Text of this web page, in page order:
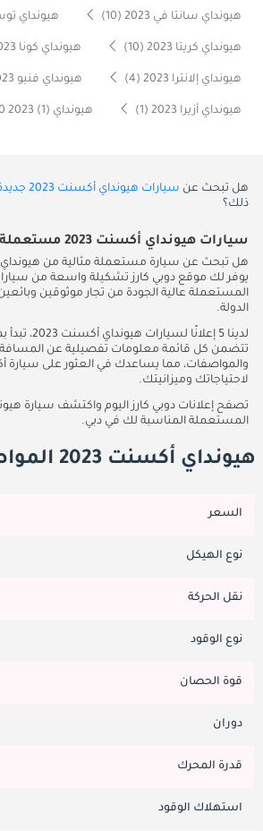
هيونداي سانتا في 2023 (10) هيونداي توسون
هيونداي كريتا 2023 (10) هيونداي كونا 2023 (5)
هيونداي إلانترا 2023 (4) هيونداي فنيو 2023 (2)
هيونداي أزيرا 2023 (1) هيونداي i10 2023 (1)
هل تبحث عن سيارات هيونداي أكسنت 2023 جديدة للبيع في دبي
ذلك؟
سيارات هيونداي أكسنت 2023 مستعملة للبيع في دبي
المستعملة عالية الجودة من تجار موثوقين
الدولة.
لدينا 5 إعلانًا لسيارات هيونداي أكسنت 2023، تبدأ بمتوسط سعر
تتضمن كل قائمة معلومات تفصيلية عن المسافة
لاحتياجاتك وميزانيتك.
المستعملة المناسبة لك في دبي.
هيونداي أكسنت 2023 المواصفات
السعر
نوع الهيكل
نقل الحركة
نوع الوقود
قوة الحصان
دوران
قدرة المحرك
استهلاك الوقود